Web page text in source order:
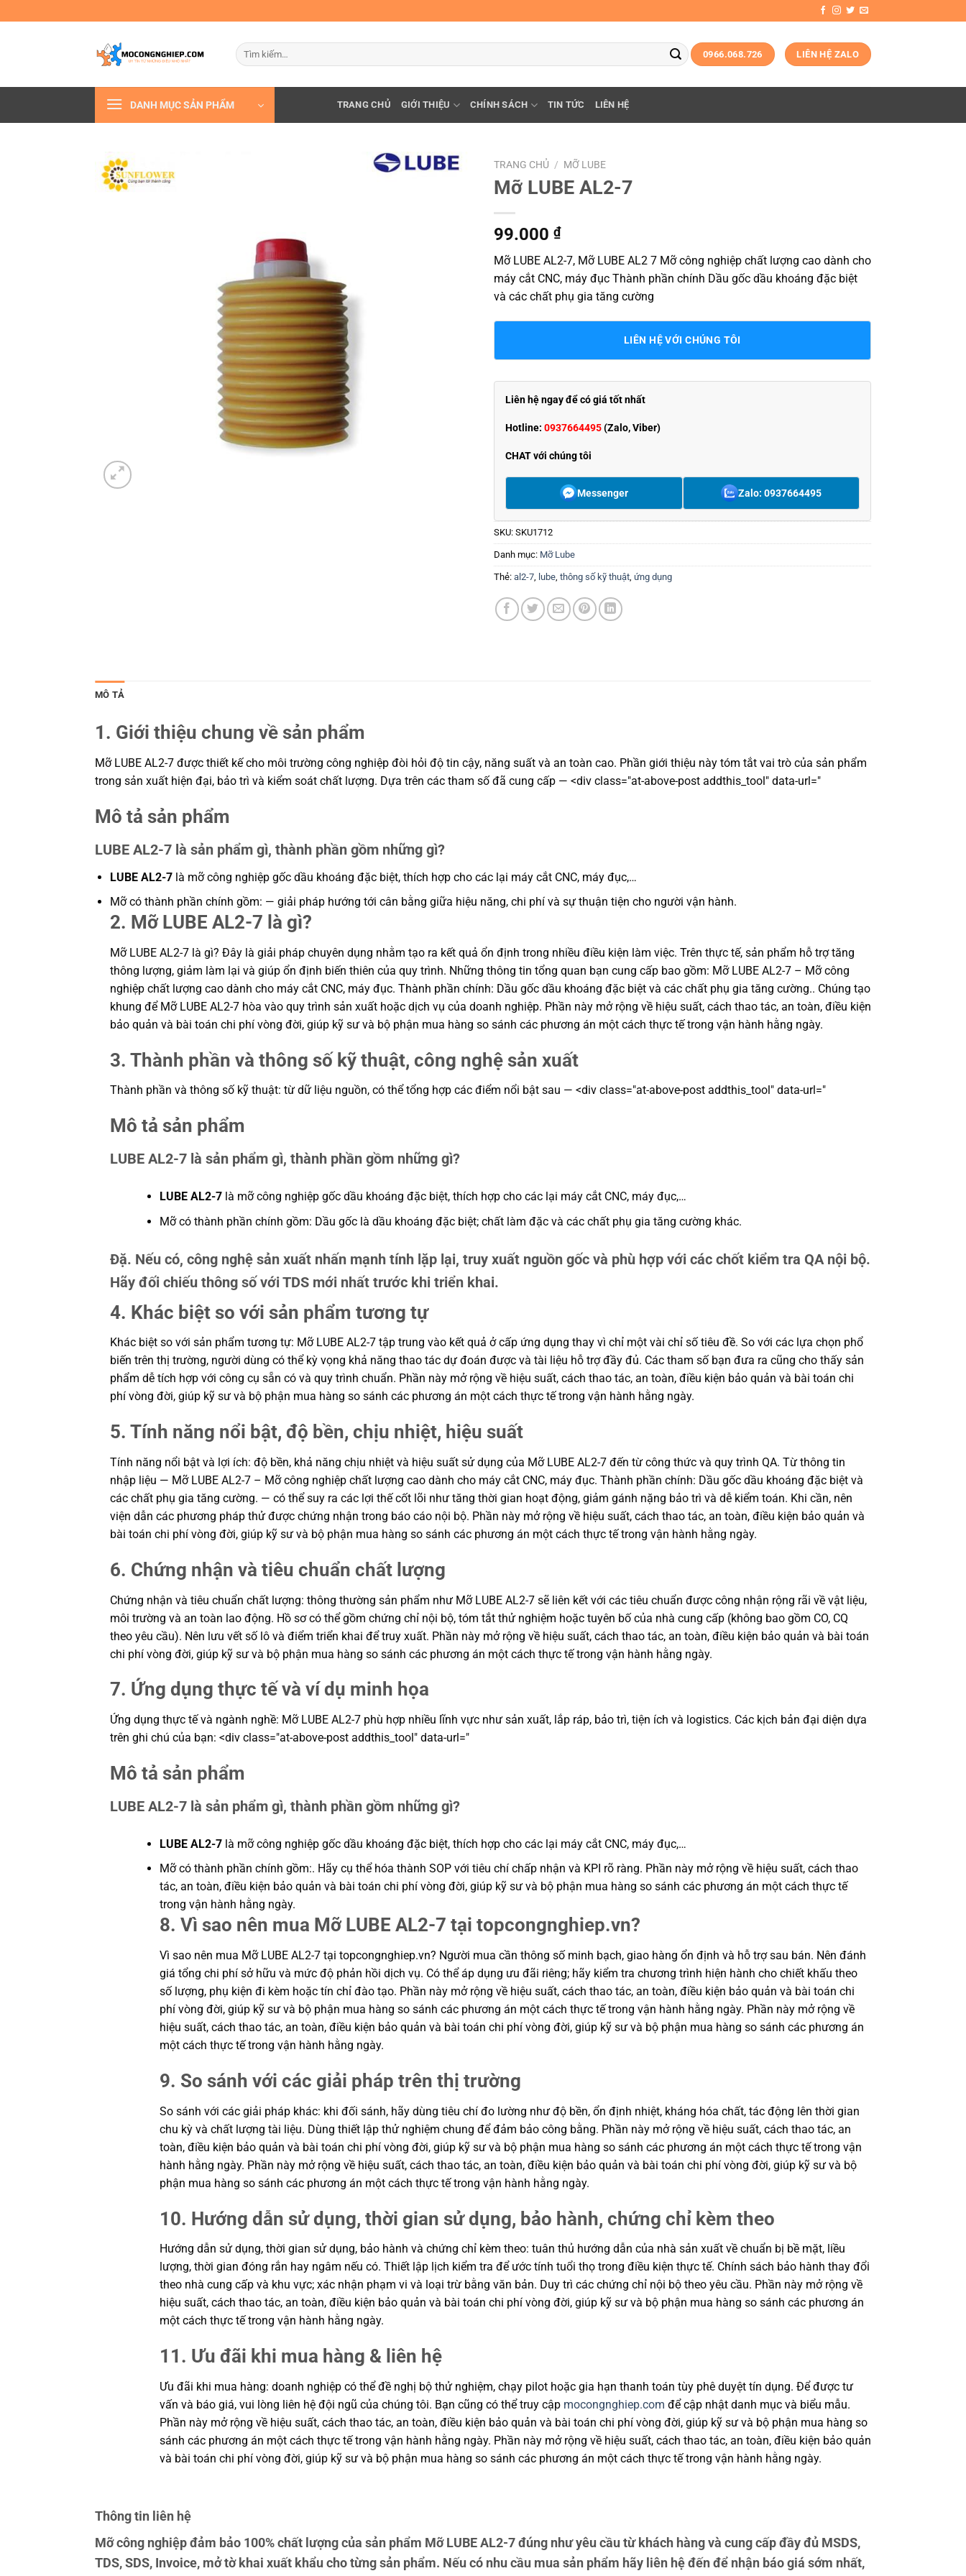
qua
Tìm
kiếm:
0966.068.726 LIÊN HỆ ZALO
DANH MỤC SẢN PHẨM TRANG CHỦ GIỚI THIỆU CHÍNH SÁCH TIN TỨC LIÊN HỆ
TRANG CHỦ / MỠ LUBE
Mỡ LUBE AL2-7
99.000 ₫
Mỡ LUBE AL2-7, Mỡ LUBE AL2 7 Mỡ công nghiệp chất lượng cao dành cho
máy cắt CNC, máy đục Thành phần chính Dầu gốc dầu khoáng đặc biệt
và các chất phụ gia tăng cường
LIÊN HỆ VỚI CHÚNG TÔI
Liên hệ ngay để có giá tốt nhất
Hotline: 0937664495(Zalo, Viber)
CHAT với chúng tôi
Messenger Zalo: 0937664495
SKU: SKU1712
Danh mục: Mỡ Lube
Thẻ: al2-7, lube, thông số kỹ thuật, ứng dụng
MÔ TẢ
1. Giới thiệu chung về sản phẩm
Mỡ LUBE AL2-7 được thiết kế cho môi trường công nghiệp đòi hỏi độ tin cậy, năng suất và an toàn cao. Phần giới thiệu này tóm tắt vai trò của sản phẩm
trong sản xuất hiện đại, bảo trì và kiểm soát chất lượng. Dựa trên các tham số đã cung cấp — <div class="at-above-post addthis_tool" data-url="
Mô tả sản phẩm
LUBE AL2-7 là sản phẩm gì, thành phần gồm những gì?
LUBE AL2-7là mỡ công nghiệp gốc dầu khoáng đặc biệt, thích hợp cho các lại máy cắt CNC, máy đục,…
Mỡ có thành phần chính gồm: — giải pháp hướng tới cân bằng giữa hiệu năng, chi phí và sự thuận tiện cho người vận hành.
2. Mỡ LUBE AL2-7 là gì?
Mỡ LUBE AL2-7 là gì? Đây là giải pháp chuyên dụng nhằm tạo ra kết quả ổn định trong nhiều điều kiện làm việc. Trên thực tế, sản phẩm hỗ trợ tăng
thông lượng, giảm làm lại và giúp ổn định biến thiên của quy trình. Những thông tin tổng quan bạn cung cấp bao gồm: Mỡ LUBE AL2-7 – Mỡ công
nghiệp chất lượng cao dành cho máy cắt CNC, máy đục. Thành phần chính: Dầu gốc dầu khoáng đặc biệt và các chất phụ gia tăng cường.. Chúng tạo
khung để Mỡ LUBE AL2-7 hòa vào quy trình sản xuất hoặc dịch vụ của doanh nghiệp. Phần này mở rộng về hiệu suất, cách thao tác, an toàn, điều kiện
bảo quản và bài toán chi phí vòng đời, giúp kỹ sư và bộ phận mua hàng so sánh các phương án một cách thực tế trong vận hành hằng ngày.
3. Thành phần và thông số kỹ thuật, công nghệ sản xuất
Thành phần và thông số kỹ thuật: từ dữ liệu nguồn, có thể tổng hợp các điểm nổi bật sau — <div class="at-above-post addthis_tool" data-url="
Mô tả sản phẩm
LUBE AL2-7 là sản phẩm gì, thành phần gồm những gì?
LUBE AL2-7là mỡ công nghiệp gốc dầu khoáng đặc biệt, thích hợp cho các lại máy cắt CNC, máy đục,…
Mỡ có thành phần chính gồm: Dầu gốc là dầu khoáng đặc biệt; chất làm đặc và các chất phụ gia tăng cường khác.
Đặ. Nếu có, công nghệ sản xuất nhấn mạnh tính lặp lại, truy xuất nguồn gốc và phù hợp với các chốt kiểm tra QA nội bộ.
Hãy đối chiếu thông số với TDS mới nhất trước khi triển khai.
4. Khác biệt so với sản phẩm tương tự
Khác biệt so với sản phẩm tương tự: Mỡ LUBE AL2-7 tập trung vào kết quả ở cấp ứng dụng thay vì chỉ một vài chỉ số tiêu đề. So với các lựa chọn phổ
biến trên thị trường, người dùng có thể kỳ vọng khả năng thao tác dự đoán được và tài liệu hỗ trợ đầy đủ. Các tham số bạn đưa ra cũng cho thấy sản
phẩm dễ tích hợp với công cụ sẵn có và quy trình chuẩn. Phần này mở rộng về hiệu suất, cách thao tác, an toàn, điều kiện bảo quản và bài toán chi
phí vòng đời, giúp kỹ sư và bộ phận mua hàng so sánh các phương án một cách thực tế trong vận hành hằng ngày.
5. Tính năng nổi bật, độ bền, chịu nhiệt, hiệu suất
Tính năng nổi bật và lợi ích: độ bền, khả năng chịu nhiệt và hiệu suất sử dụng của Mỡ LUBE AL2-7 đến từ công thức và quy trình QA. Từ thông tin
nhập liệu — Mỡ LUBE AL2-7 – Mỡ công nghiệp chất lượng cao dành cho máy cắt CNC, máy đục. Thành phần chính: Dầu gốc dầu khoáng đặc biệt và
các chất phụ gia tăng cường. — có thể suy ra các lợi thế cốt lõi như tăng thời gian hoạt động, giảm gánh nặng bảo trì và dễ kiểm toán. Khi cần, nên
viện dẫn các phương pháp thử được chứng nhận trong báo cáo nội bộ. Phần này mở rộng về hiệu suất, cách thao tác, an toàn, điều kiện bảo quản và
bài toán chi phí vòng đời, giúp kỹ sư và bộ phận mua hàng so sánh các phương án một cách thực tế trong vận hành hằng ngày.
6. Chứng nhận và tiêu chuẩn chất lượng
Chứng nhận và tiêu chuẩn chất lượng: thông thường sản phẩm như Mỡ LUBE AL2-7 sẽ liên kết với các tiêu chuẩn được công nhận rộng rãi về vật liệu,
môi trường và an toàn lao động. Hồ sơ có thể gồm chứng chỉ nội bộ, tóm tắt thử nghiệm hoặc tuyên bố của nhà cung cấp (không bao gồm CO, CQ
theo yêu cầu). Nên lưu vết số lô và điểm triển khai để truy xuất. Phần này mở rộng về hiệu suất, cách thao tác, an toàn, điều kiện bảo quản và bài toán
chi phí vòng đời, giúp kỹ sư và bộ phận mua hàng so sánh các phương án một cách thực tế trong vận hành hằng ngày.
7. Ứng dụng thực tế và ví dụ minh họa
Ứng dụng thực tế và ngành nghề: Mỡ LUBE AL2-7 phù hợp nhiều lĩnh vực như sản xuất, lắp ráp, bảo trì, tiện ích và logistics. Các kịch bản đại diện dựa
trên ghi chú của bạn: <div class="at-above-post addthis_tool" data-url="
Mô tả sản phẩm
LUBE AL2-7 là sản phẩm gì, thành phần gồm những gì?
LUBE AL2-7là mỡ công nghiệp gốc dầu khoáng đặc biệt, thích hợp cho các lại máy cắt CNC, máy đục,…
Mỡ có thành phần chính gồm:. Hãy cụ thể hóa thành SOP với tiêu chí chấp nhận và KPI rõ ràng. Phần này mở rộng về hiệu suất, cách thao
tác, an toàn, điều kiện bảo quản và bài toán chi phí vòng đời, giúp kỹ sư và bộ phận mua hàng so sánh các phương án một cách thực tế
trong vận hành hằng ngày.
8. Vì sao nên mua Mỡ LUBE AL2-7 tại topcongnghiep.vn?
Vì sao nên mua Mỡ LUBE AL2-7 tại topcongnghiep.vn? Người mua cần thông số minh bạch, giao hàng ổn định và hỗ trợ sau bán. Nên đánh
giá tổng chi phí sở hữu và mức độ phản hồi dịch vụ. Có thể áp dụng ưu đãi riêng; hãy kiểm tra chương trình hiện hành cho chiết khấu theo
số lượng, phụ kiện đi kèm hoặc tín chỉ đào tạo. Phần này mở rộng về hiệu suất, cách thao tác, an toàn, điều kiện bảo quản và bài toán chi
phí vòng đời, giúp kỹ sư và bộ phận mua hàng so sánh các phương án một cách thực tế trong vận hành hằng ngày. Phần này mở rộng về
hiệu suất, cách thao tác, an toàn, điều kiện bảo quản và bài toán chi phí vòng đời, giúp kỹ sư và bộ phận mua hàng so sánh các phương án
một cách thực tế trong vận hành hằng ngày.
9. So sánh với các giải pháp trên thị trường
So sánh với các giải pháp khác: khi đối sánh, hãy dùng tiêu chí đo lường như độ bền, ổn định nhiệt, kháng hóa chất, tác động lên thời gian
chu kỳ và chất lượng tài liệu. Dùng thiết lập thử nghiệm chung để đảm bảo công bằng. Phần này mở rộng về hiệu suất, cách thao tác, an
toàn, điều kiện bảo quản và bài toán chi phí vòng đời, giúp kỹ sư và bộ phận mua hàng so sánh các phương án một cách thực tế trong vận
hành hằng ngày. Phần này mở rộng về hiệu suất, cách thao tác, an toàn, điều kiện bảo quản và bài toán chi phí vòng đời, giúp kỹ sư và bộ
phận mua hàng so sánh các phương án một cách thực tế trong vận hành hằng ngày.
10. Hướng dẫn sử dụng, thời gian sử dụng, bảo hành, chứng chỉ kèm theo
Hướng dẫn sử dụng, thời gian sử dụng, bảo hành và chứng chỉ kèm theo: tuân thủ hướng dẫn của nhà sản xuất về chuẩn bị bề mặt, liều
lượng, thời gian đóng rắn hay ngâm nếu có. Thiết lập lịch kiểm tra để ước tính tuổi thọ trong điều kiện thực tế. Chính sách bảo hành thay đổi
theo nhà cung cấp và khu vực; xác nhận phạm vi và loại trừ bằng văn bản. Duy trì các chứng chỉ nội bộ theo yêu cầu. Phần này mở rộng về
hiệu suất, cách thao tác, an toàn, điều kiện bảo quản và bài toán chi phí vòng đời, giúp kỹ sư và bộ phận mua hàng so sánh các phương án
một cách thực tế trong vận hành hằng ngày.
11. Ưu đãi khi mua hàng & liên hệ
Ưu đãi khi mua hàng: doanh nghiệp có thể đề nghị bộ thử nghiệm, chạy pilot hoặc gia hạn thanh toán tùy phê duyệt tín dụng. Để được tư
vấn và báo giá, vui lòng liên hệ đội ngũ của chúng tôi. Bạn cũng có thể truy cập mocongnghiep.com để cập nhật danh mục và biểu mẫu.
Phần này mở rộng về hiệu suất, cách thao tác, an toàn, điều kiện bảo quản và bài toán chi phí vòng đời, giúp kỹ sư và bộ phận mua hàng so
sánh các phương án một cách thực tế trong vận hành hằng ngày. Phần này mở rộng về hiệu suất, cách thao tác, an toàn, điều kiện bảo quản
và bài toán chi phí vòng đời, giúp kỹ sư và bộ phận mua hàng so sánh các phương án một cách thực tế trong vận hành hằng ngày.
Thông tin liên hệ
Mỡ công nghiệp đảm bảo 100% chất lượng của sản phẩm Mỡ LUBE AL2-7 đúng như yêu cầu từ khách hàng và cung cấp đầy đủ MSDS,
TDS, SDS, Invoice, mở tờ khai xuất khẩu cho từng sản phẩm. Nếu có nhu cầu mua sản phẩm hãy liên hệ đến để nhận báo giá sớm nhất,